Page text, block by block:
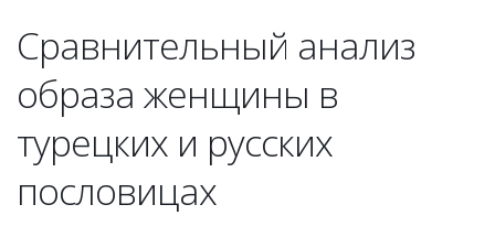
Сравнительный анализ
образа женщины в
турецких и русских
пословицах